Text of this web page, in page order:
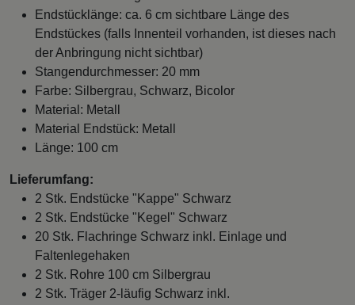
Endstücklänge: ca. 6 cm sichtbare Länge des
Endstückes (falls Innenteil vorhanden, ist dieses nach
der Anbringung nicht sichtbar)
Stangendurchmesser: 20 mm
Farbe: Silbergrau, Schwarz, Bicolor
Material: Metall
Material Endstück: Metall
Länge: 100 cm
Lieferumfang:
2 Stk. Endstücke "Kappe" Schwarz
2 Stk. Endstücke "Kegel" Schwarz
20 Stk. Flachringe Schwarz inkl. Einlage und
Faltenlegehaken
2 Stk. Rohre 100 cm Silbergrau
2 Stk. Träger 2-läufig Schwarz inkl.